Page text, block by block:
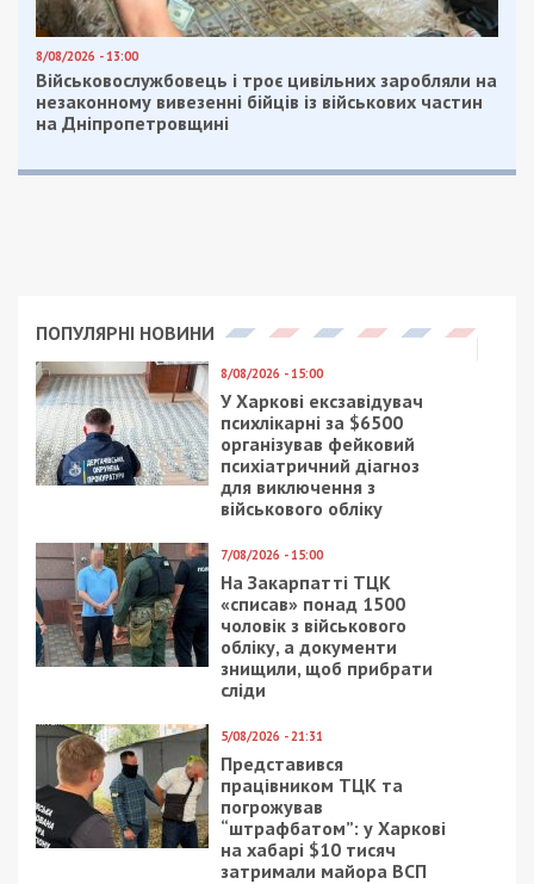
8/08/2026 - 13:00
Військовослужбовець і троє цивільних заробляли на
незаконному вивезенні бійців із військових частин
на Дніпропетровщині
ПОПУЛЯРНІ НОВИНИ
8/08/2026 - 15:00
У Харкові ексзавідувач
психлікарні за $6500
організував фейковий
психіатричний діагноз
для виключення з
військового обліку
7/08/2026 - 15:00
На Закарпатті ТЦК
«списав» понад 1500
чоловік з військового
обліку, а документи
знищили, щоб прибрати
сліди
5/08/2026 - 21:31
Представився
працівником ТЦК та
погрожував
“штрафбатом”: у Харкові
на хабарі $10 тисяч
затримали майора ВСП